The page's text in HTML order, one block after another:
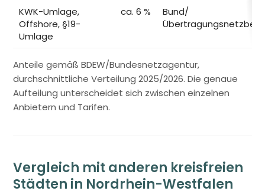
KWK-Umlage,
Offshore, §19-
Umlage
ca. 6 %
Bund/
Anteile gemäß BDEW/Bundesnetzagentur,
durchschnittliche Verteilung 2025/2026. Die genaue
Aufteilung unterscheidet sich zwischen einzelnen
Anbietern und Tarifen.
Vergleich mit anderen kreisfreien
Städten in Nordrhein-Westfalen